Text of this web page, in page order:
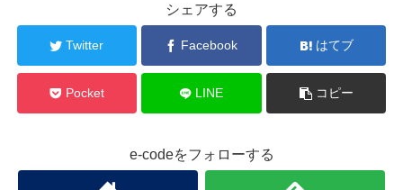
シェアする
Twitter Facebook はてブ
Pocket LINE コピー
e-codeをフォローする